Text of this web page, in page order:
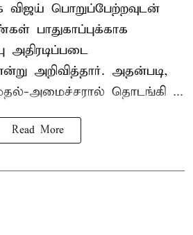
விஜய் பொறுப்பேற்றவுடன்
பாதுகாப்புக்காக
அதிரடிப்படை
அறிவித்தார். அதன்படி,
அமைச்சரால் தொடங்கி ...
Read More